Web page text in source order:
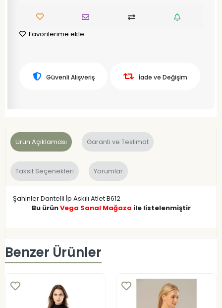
Favorilerime ekle
Güvenli Alışveriş İade ve Değişim
Ürün Açıklaması Garanti ve Teslimat
Taksit Seçenekleri Yorumlar
Şahinler Dantelli İp Askılı Atlet B612
Bu ürünVega Sanal Mağaza ile listelenmiştir
Benzer Ürünler